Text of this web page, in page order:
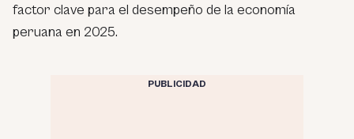
factor clave para el desempeño de la economía
peruana en 2025.
PUBLICIDAD